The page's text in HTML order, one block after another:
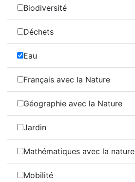
Biodiversité
Déchets
Eau
Français avec la Nature
Géographie avec la Nature
Jardin
Mathématiques avec la nature
Mobilité